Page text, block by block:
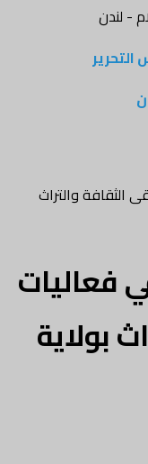
- لندن
الثقافة والتراث
فعاليات
بولاية